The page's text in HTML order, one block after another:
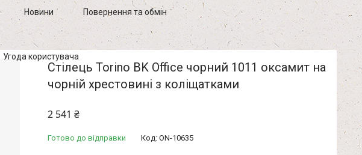
Новини Повернення та обмін
Угода користувача
Стілець Torino BK Office чорний 1011 оксамит на
чорній хрестовині з коліщатками
2 541 ₴
Готово до відправки Код: ON-10635